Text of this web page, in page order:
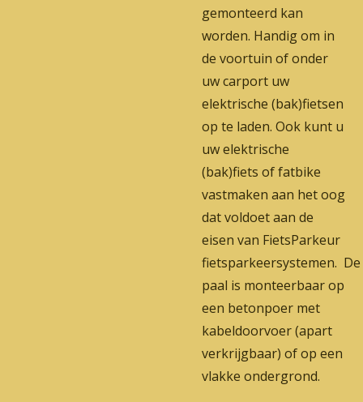
gemonteerd kan
worden. Handig om in
de voortuin of onder
uw carport uw
elektrische (bak)fietsen
op te laden. Ook kunt u
uw elektrische
(bak)fiets of fatbike
vastmaken aan het oog
dat voldoet aan de
eisen van FietsParkeur
fietsparkeersystemen. De
paal is monteerbaar op
een betonpoer met
kabeldoorvoer (apart
verkrijgbaar) of op een
vlakke ondergrond.